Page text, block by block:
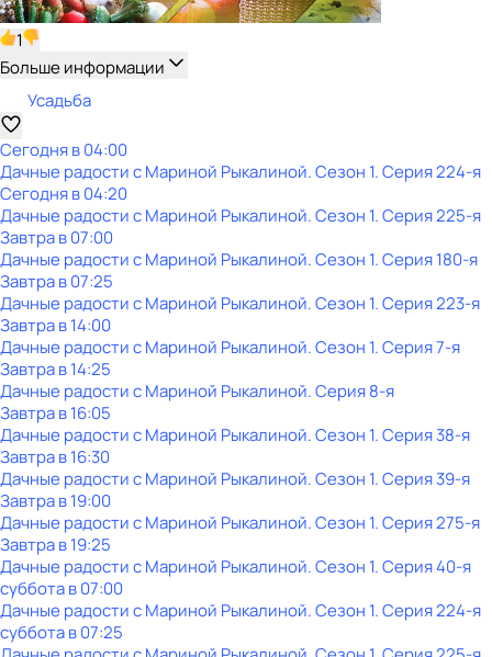
1
Больше информации
Усадьба
Сегодня в 04:00
Дачные радости с Мариной Рыкалиной. Сезон 1. Серия 224-я
Сегодня в 04:20
Дачные радости с Мариной Рыкалиной. Сезон 1. Серия 225-я
Завтра в 07:00
Дачные радости с Мариной Рыкалиной. Сезон 1. Серия 180-я
Завтра в 07:25
Дачные радости с Мариной Рыкалиной. Сезон 1. Серия 223-я
Завтра в 14:00
Дачные радости с Мариной Рыкалиной. Сезон 1. Серия 7-я
Завтра в 14:25
Дачные радости с Мариной Рыкалиной. Серия 8-я
Завтра в 16:05
Дачные радости с Мариной Рыкалиной. Сезон 1. Серия 38-я
Завтра в 16:30
Дачные радости с Мариной Рыкалиной. Сезон 1. Серия 39-я
Завтра в 19:00
Дачные радости с Мариной Рыкалиной. Сезон 1. Серия 275-я
Завтра в 19:25
Дачные радости с Мариной Рыкалиной. Сезон 1. Серия 40-я
субботав07:00
Дачные радости с Мариной Рыкалиной. Сезон 1. Серия 224-я
субботав07:25